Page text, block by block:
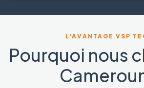
L'AVANTAGE VSP
Pourquoi nous